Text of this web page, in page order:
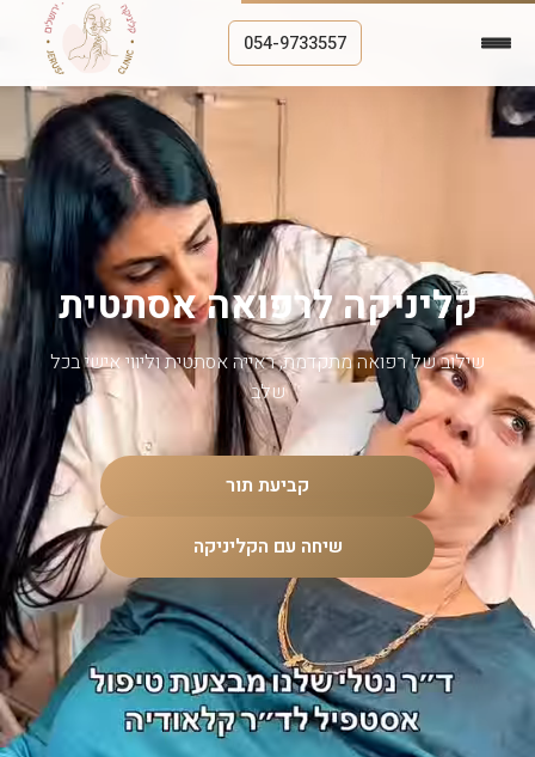
054-9733557
קליניקה לרפואה אסתטית
שילוב של רפואה מתקדמת, ראייה אסתטית וליווי אישי בכל
שלב
קביעת תור
שיחה עם הקליניקה